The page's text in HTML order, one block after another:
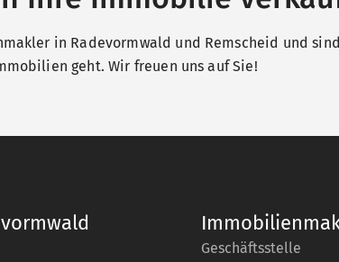
in Radevormwald und Remscheid und
geht. Wir freuen uns auf Sie!
Geschäftsstelle